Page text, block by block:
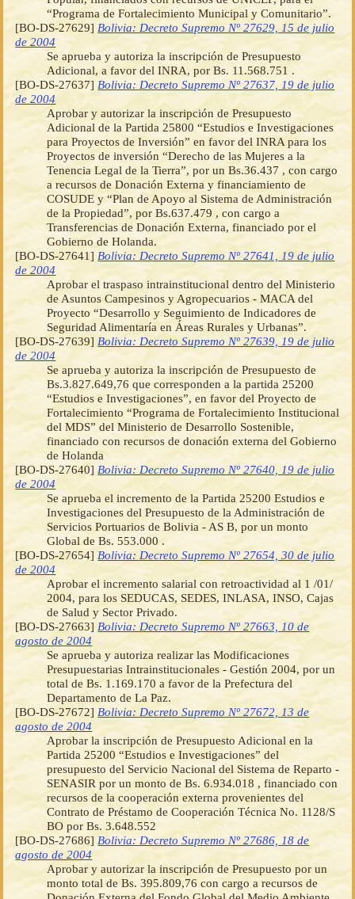
“Programa de Fortalecimiento Municipal y Comunitario”.
[BO-DS-27629] Bolivia: Decreto Supremo Nº 27629, 15 de julio
de 2004
Se aprueba y autoriza la inscripción de Presupuesto
Adicional, a favor del INRA, por Bs. 11.568.751 .
[BO-DS-27637] Bolivia: Decreto Supremo Nº 27637, 19 de julio
de 2004
Aprobar y autorizar la inscripción de Presupuesto
Adicional de la Partida 25800 “Estudios e Investigaciones
para Proyectos de Inversión” en favor del INRA para los
Proyectos de inversión “Derecho de las Mujeres a la
Tenencia Legal de la Tierra”, por un Bs.36.437 , con cargo
a recursos de Donación Externa y financiamiento de
COSUDE y “Plan de Apoyo al Sistema de Administración
de la Propiedad”, por Bs.637.479 , con cargo a
Transferencias de Donación Externa, financiado por el
Gobierno de Holanda.
[BO-DS-27641] Bolivia: Decreto Supremo Nº 27641, 19 de julio
de 2004
Aprobar el traspaso intrainstitucional dentro del Ministerio
de Asuntos Campesinos y Agropecuarios - MACA del
Proyecto “Desarrollo y Seguimiento de Indicadores de
Seguridad Alimentaría en Áreas Rurales y Urbanas”.
[BO-DS-27639] Bolivia: Decreto Supremo Nº 27639, 19 de julio
de 2004
Se aprueba y autoriza la inscripción de Presupuesto de
Bs.3.827.649,76 que corresponden a la partida 25200
“Estudios e Investigaciones”, en favor del Proyecto de
Fortalecimiento “Programa de Fortalecimiento Institucional
del MDS” del Ministerio de Desarrollo Sostenible,
financiado con recursos de donación externa del Gobierno
de Holanda
[BO-DS-27640]Bolivia: Decreto Supremo Nº 27640, 19 de julio
de 2004
Se aprueba el incremento de la Partida 25200 Estudios e
Investigaciones del Presupuesto de la Administración de
Servicios Portuarios de Bolivia - AS B, por un monto
Global de Bs. 553.000 .
[BO-DS-27654] Bolivia: Decreto Supremo Nº 27654, 30 de julio
de 2004
Aprobar el incremento salarial con retroactividad al 1 /01/
2004, para los SEDUCAS, SEDES, INLASA, INSO, Cajas
de Salud y Sector Privado.
[BO-DS-27663] Bolivia: Decreto Supremo Nº 27663, 10 de
agosto de 2004
Se aprueba y autoriza realizar las Modificaciones
Presupuestarias Intrainstitucionales - Gestión 2004, por un
total de Bs. 1.169.170 a favor de la Prefectura del
Departamento de La Paz.
[BO-DS-27672] Bolivia: Decreto Supremo Nº 27672, 13 de
agosto de 2004
Aprobar la inscripción de Presupuesto Adicional en la
Partida 25200 “Estudios e Investigaciones” del
presupuesto del Servicio Nacional del Sistema de Reparto -
SENASIR por un monto de Bs. 6.934.018 , financiado con
recursos de la cooperación externa provenientes del
Contrato de Préstamo de Cooperación Técnica No. 1128/S
BO por Bs. 3.648.552
[BO-DS-27686] Bolivia: Decreto Supremo Nº 27686, 18 de
agosto de 2004
Aprobar y autorizar la inscripción de Presupuesto por un
monto total de Bs. 395.809,76 con cargo a recursos de